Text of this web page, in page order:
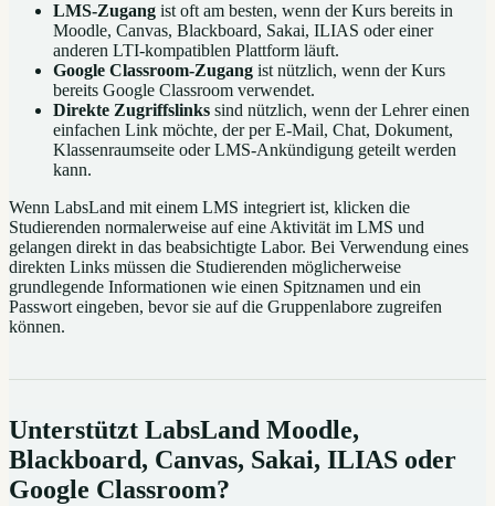
LMS-Zugang ist oft am besten, wenn der Kurs bereits in
Moodle, Canvas, Blackboard, Sakai, ILIAS oder einer
anderen LTI-kompatiblen Plattform läuft.
Google Classroom-Zugang ist nützlich, wenn der Kurs
bereits Google Classroom verwendet.
Direkte Zugriffslinks sind nützlich, wenn der Lehrer einen
einfachen Link möchte, der per E-Mail, Chat, Dokument,
Klassenraumseite oder LMS-Ankündigung geteilt werden
kann.
Wenn LabsLand mit einem LMS integriert ist, klicken die
Studierenden normalerweise auf eine Aktivität im LMS und
gelangen direkt in das beabsichtigte Labor. Bei Verwendung eines
direkten Links müssen die Studierenden möglicherweise
grundlegende Informationen wie einen Spitznamen und ein
Passwort eingeben, bevor sie auf die Gruppenlabore zugreifen
können.
Unterstützt LabsLand Moodle,
Blackboard, Canvas, Sakai, ILIAS oder
Google Classroom?